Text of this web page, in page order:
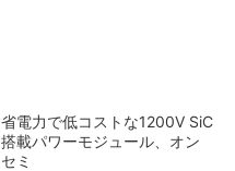
省電力で低コストな1200V SiC
搭載パワーモジュール、オン
セミ